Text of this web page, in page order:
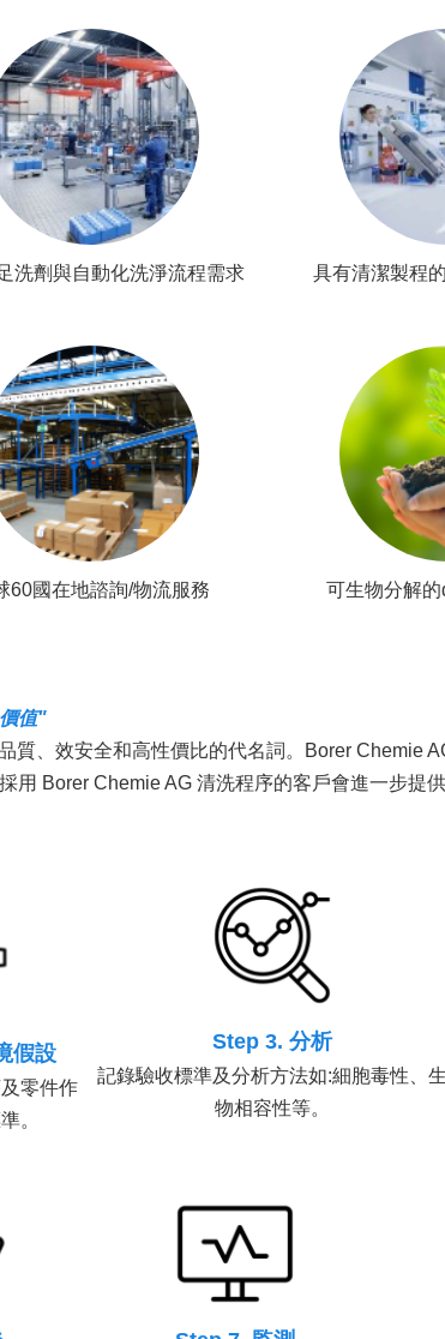
洗劑與自動化洗淨流程需求 具有清潔製程
60國在地諮詢/物流服務 可生物分解
值"
、效安全和高性價比的代名詞。Borer Chemie
用 Borer Chemie AG 清洗程序的客戶會進一步提
假設
零件作
。
Step 3. 分析
記錄驗收標準及分析方法如:細胞毒性、生
物相容性等。